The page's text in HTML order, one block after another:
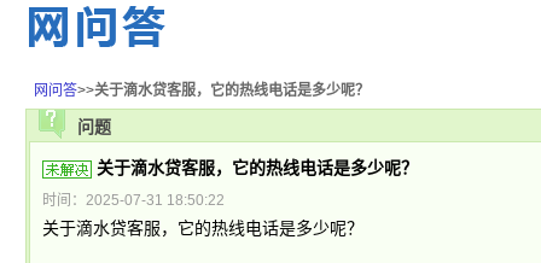
网问答>>关于滴水贷客服，它的热线电话是多少呢？
问题
关于滴水贷客服，它的热线电话是多少呢？
时间：2025-07-31 18:50:22
关于滴水贷客服，它的热线电话是多少呢？